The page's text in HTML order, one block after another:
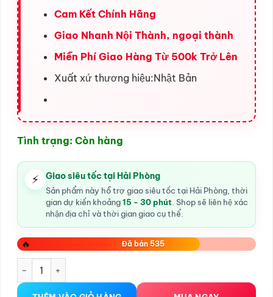
Cam Kết Chính Hãng
Giao Nhanh Nội Thành, ngoại thành
Miễn Phí Giao Hàng Từ 500k Trở Lên
Xuất xứ thương hiệu:Nhật Bản
Tình trạng: Còn hàng
⚡ Giao siêu tốc tại Hải Phòng
Sản phẩm này hỗ trợ giao siêu tốc tại Hải Phòng, thời
gian dự kiến khoảng15 - 30 phút . Shop sẽ liên hệ xác
nhận địa chỉ và thời gian giao cụ thể.
🔥 Đã bán 535
Gel Bôi Trơn Mô Phỏng tinh trùng 300ml số lượng